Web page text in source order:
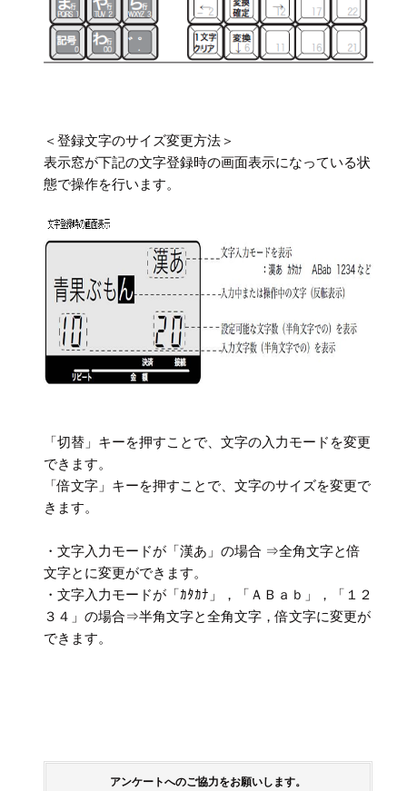
＜登録文字のサイズ変更方法＞
表示窓が下記の文字登録時の画面表示になっている状
態で操作を行います。
「切替」キーを押すことで、文字の入力モードを変更
できます。
「倍文字」キーを押すことで、文字のサイズを変更で
きます。
・文字入力モードが「漢あ」の場合 ⇒全角文字と倍
文字とに変更ができます。
・文字入力モードが「ｶﾀｶﾅ」，「ＡＢａｂ」，「１２
３４」の場合⇒半角文字と全角文字，倍文字に変更が
できます。
アンケートへのご協力をお願いします。